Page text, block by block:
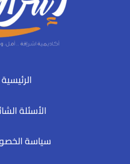
الرئيسية
الأسئلة
سياسة